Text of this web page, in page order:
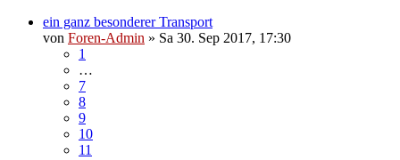
ein ganz besonderer Transport
von Foren-Admin » Sa 30. Sep 2017, 17:30
1
…
7
8
9
10
11